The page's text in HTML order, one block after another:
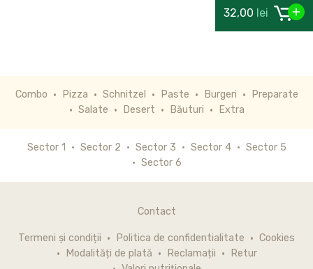
32,00 lei
Combo Pizza Schnitzel Paste Burgeri
Preparate
Salate
Desert Băuturi Extra
Sector 1 Sector 2 Sector 3 Sector 4
Sector 5
Sector 6
Contact
Termeni și condiții Politica de confidentialitate
Cookies
Modalități de plată
Reclamații
Retur